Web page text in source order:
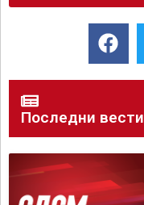
Последни вести